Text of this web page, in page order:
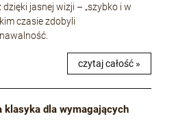
jasnej wizji – „szybko i w
czasie zdobyli
czytaj całość »
klasyka dla wymagających